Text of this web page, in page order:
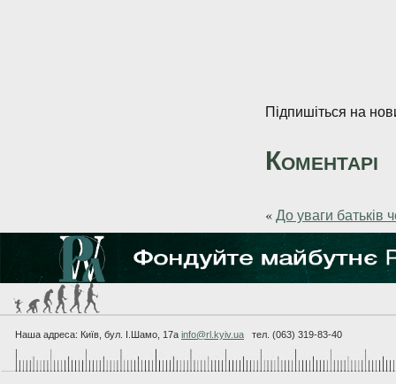
Підпишіться на
Коментарі
«До уваги батьків
Наша адреса: Київ, бул. I.Шамо, 17а info@rl.kyiv.ua тел. (063) 319-83-40